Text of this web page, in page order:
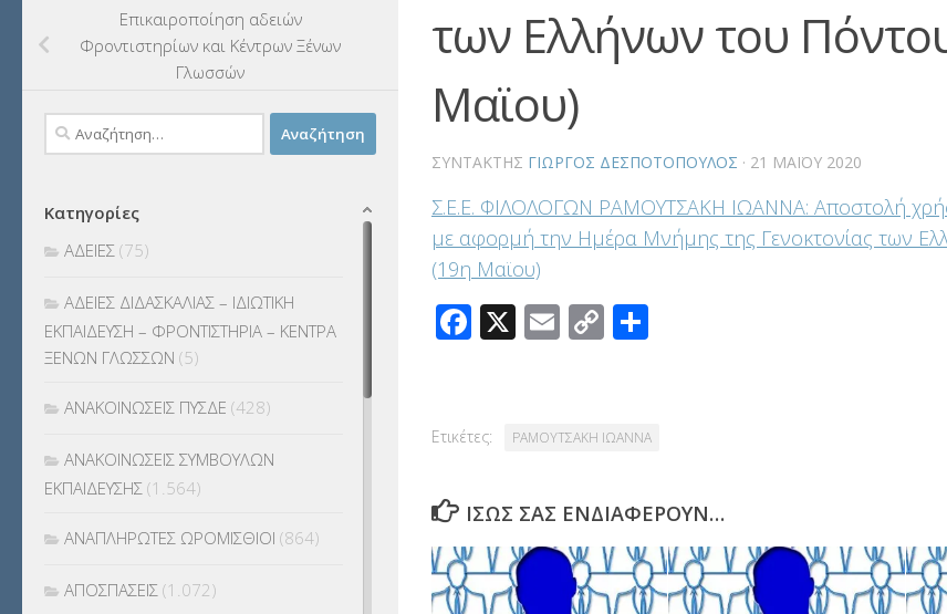
των Ελλήνων του
Μαϊου)
ΣΥΝΤΆΚΤΗΣ ΓΙΏΡΓΟΣ ΔΕΣΠΟΤΌΠΟΥΛΟΣ · 21 ΜΑΪ́ΟΥ 2020
Σ.Ε.Ε. ΦΙΛΟΛΟΓΩΝ ΡΑΜΟΥΤΣΑΚΗ ΙΩΑΝΝΑ: Αποστολή
με αφορμή την Ημέρα Μνήμης της Γενοκτονίας των
(19η Μαϊου)
Facebook
X Email
Copy
Ετικέτες: ΡΑΜΟΥΤΣΑΚΗ ΙΩΑΝΝΑ
ΊΣΩΣ ΣΑΣ ΕΝΔΙΑΦΈΡΟΥΝ…
Επικαιροποίηση αδειών
Φροντιστηρίων και Κέντρων Ξένων
Γλωσσών
Αναζήτηση
για:
Κατηγορίες
ΑΔΕΙΕΣ (75)
ΑΔΕΙΕΣ ΔΙΔΑΣΚΑΛΙΑΣ – ΙΔΙΩΤΙΚΗ
ΕΚΠΑΙΔΕΥΣΗ – ΦΡΟΝΤΙΣΤΗΡΙΑ – ΚΕΝΤΡΑ
ΞΕΝΩΝ ΓΛΩΣΣΩΝ (5)
ΑΝΑΚΟΙΝΩΣΕΙΣ ΠΥΣΔΕ (428)
ΑΝΑΚΟΙΝΩΣΕΙΣ ΣΥΜΒΟΥΛΩΝ
ΕΚΠΑΙΔΕΥΣΗΣ (1.564)
ΑΝΑΠΛΗΡΩΤΕΣ ΩΡΟΜΙΣΘΙΟΙ (864)
ΑΠΟΣΠΑΣΕΙΣ (1.072)